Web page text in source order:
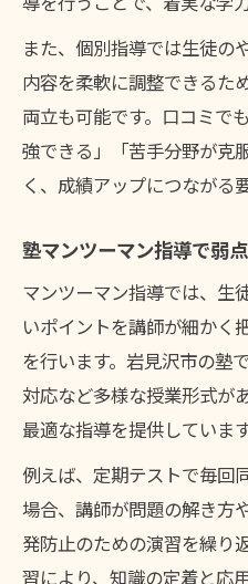
また、個別指導では生徒の
内容を柔軟に調整できるた
両立も可能です。口コミで
強できる」「苦手分野が克
く、成績アップにつながる
塾マンツーマン指導で弱
マンツーマン指導では、生
いポイントを講師が細かく
を行います。岩見沢市の塾
対応など多様な授業形式が
最適な指導を提供しています
例えば、定期テストで毎回
場合、講師が問題の解き方
発防止のための演習を繰り
習により、知識の定着と応